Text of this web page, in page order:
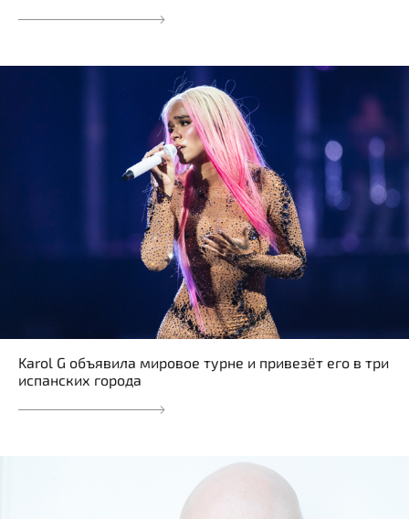
Karol G объявила мировое турне и привезёт его в три
испанских города